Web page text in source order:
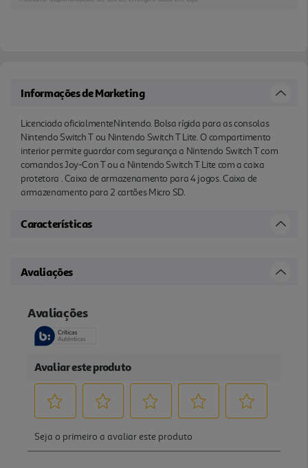
Informações de Marketing
Licenciada oficialmenteNintendo. Bolsa rígida para as consolas
Nintendo Switch T ou Nintendo Switch T Lite. O compartimento
interior permite guardar com segurança a Nintendo Switch T com
comandos Joy-Con T ou a Nintendo Switch T Lite com a caixa
protetora . Caixa de armazenamento para 4 jogos. Caixa de
armazenamento para 2 cartões Micro SD.
Características
Avaliações